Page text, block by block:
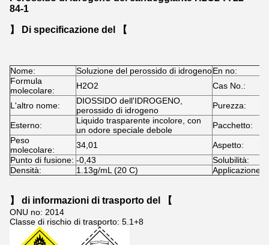
84-1
】 Di specificazione del 【
Nome: Soluzione del perossido di idrogenoEn no:
Formula
molecolare:
H2O2 Cas No.:
L'altro nome:
DIOSSIDO dell'IDROGENO,
perossido di idrogeno
Purezza:
Esterno:
Liquido trasparente incolore, con
un odore speciale debole
Pacchetto:
Peso
molecolare:
34,01 Aspetto:
Punto di fusione: -0,43 Solubilità:
Densità:
1.13g/mL (20 C) Applicazione:
】 di informazioni di trasporto del 【
ONU no: 2014
Classe di rischio di trasporto: 5.1+8